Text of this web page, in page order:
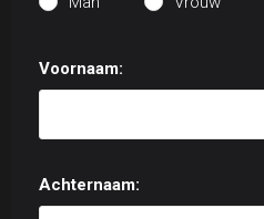
Voornaam:
Achternaam: